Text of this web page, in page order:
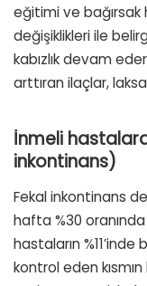
eğitimi ve bağırsak
değişiklikleri ile
kabızlık devam
arttıran ilaçlar,
İnmeli
inkontinans)
Fekal inkontinans
hafta %30 oranında
hastaların
kontrol eden